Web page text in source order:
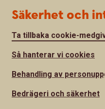
Säkerhet och
Ta tillbaka cookie-
Så hanterar vi cookies
Behandling av
Bedrägeri och säkerhet